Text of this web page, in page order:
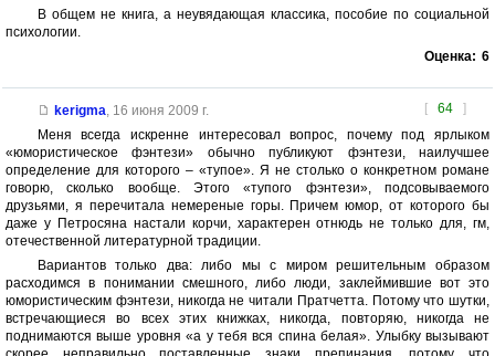
В общем не книга, а неувядающая классика, пособие по социальной
психологии.
Оценка: 6
[ 64 ]
kerigma, 16 июня 2009 г.
Меня всегда искренне интересовал вопрос, почему под ярлыком
«юмористическое фэнтези» обычно публикуют фэнтези, наилучшее
определение для которого – «тупое». Я не столько о конкретном романе
говорю, сколько вообще. Этого «тупого фэнтези», подсовываемого
друзьями, я перечитала немереные горы. Причем юмор, от которого бы
даже у Петросяна настали корчи, характерен отнюдь не только для, гм,
отечественной литературной традиции.
Вариантов только два: либо мы с миром решительным образом
расходимся в понимании смешного, либо люди, заклеймившие вот это
юмористическим фэнтези, никогда не читали Пратчетта. Потому что шутки,
встречающиеся во всех этих книжках, никогда, повторяю, никогда не
поднимаются выше уровня «а у тебя вся спина белая». Улыбку вызывают